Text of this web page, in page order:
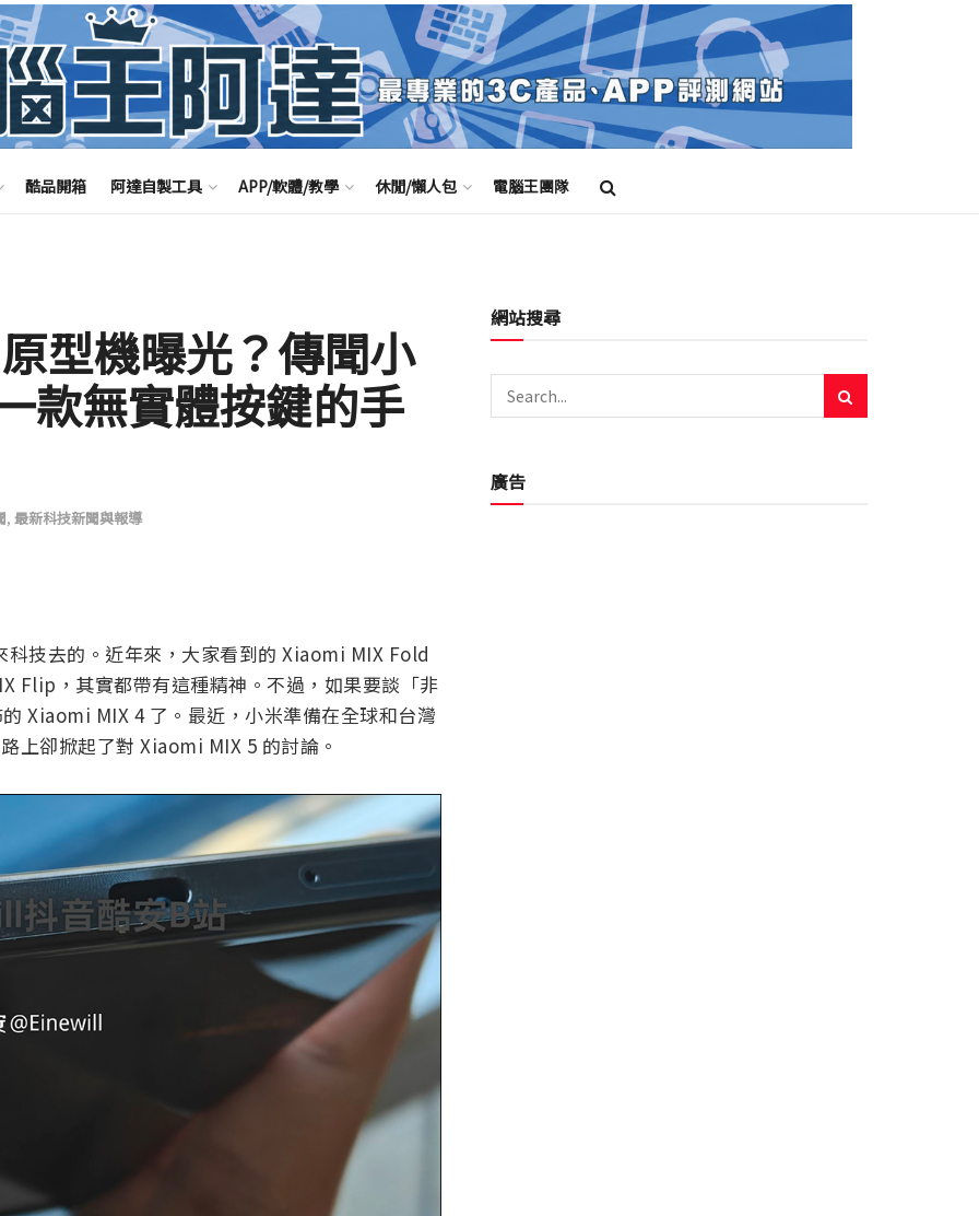
酷品開箱 阿達自製工具 APP/軟體/教學 休閒/懶人包 電腦王團隊
型機曝光？傳聞小
款無實體按鍵的手
, 最新科技新聞與報導
技去的。近年來，大家看到的 Xiaomi MIX Fold
Flip，其實都帶有這種精神。不過，如果要談「非
Xiaomi MIX 4 了。最近，小米準備在全球和台灣
上卻掀起了對 Xiaomi MIX 5 的討論。
網站搜尋
廣告